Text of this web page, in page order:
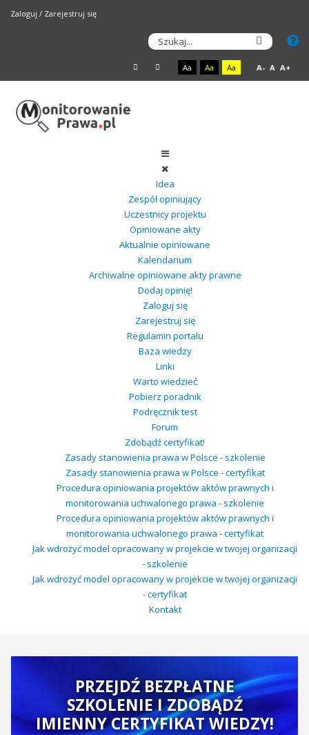
Zaloguj / Zarejestruj się
Aa Aa Aa A- A A+
Idea
Zespół opiniujący
Uczestnicy projektu
Opiniowane akty
Aktualnie opiniowane
Kalendarium
Archiwalne opiniowane akty prawne
Dodaj opinię!
Zaloguj się
Zarejestruj się
Regulamin portalu
Baza wiedzy
Linki
Warto wiedzieć
Pobierz poradnik
Podręcznik test
Forum
Zdobądź certyfikat!
Zasady stanowienia prawa w Polsce - szkolenie
Zasady stanowienia prawa w Polsce - certyfikat
Procedura opiniowania projektów aktów prawnych i
monitorowania uchwalonego prawa - szkolenie
Procedura opiniowania projektów aktów prawnych i
monitorowania uchwalonego prawa - certyfikat
Jak wdrożyć model opracowany w projekcie w twojej organizacji
- szkolenie
Jak wdrożyć model opracowany w projekcie w twojej organizacji
- certyfikat
Kontakt
PRZEJDŹ BEZPŁATNE
SZKOLENIE I ZDOBĄDŹ
IMIENNY CERTYFIKAT WIEDZY!